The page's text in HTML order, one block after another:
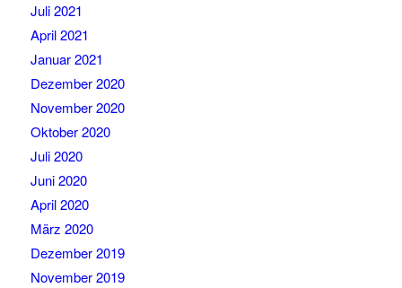
Juli 2021
April 2021
Januar 2021
Dezember 2020
November 2020
Oktober 2020
Juli 2020
Juni 2020
April 2020
März 2020
Dezember 2019
November 2019